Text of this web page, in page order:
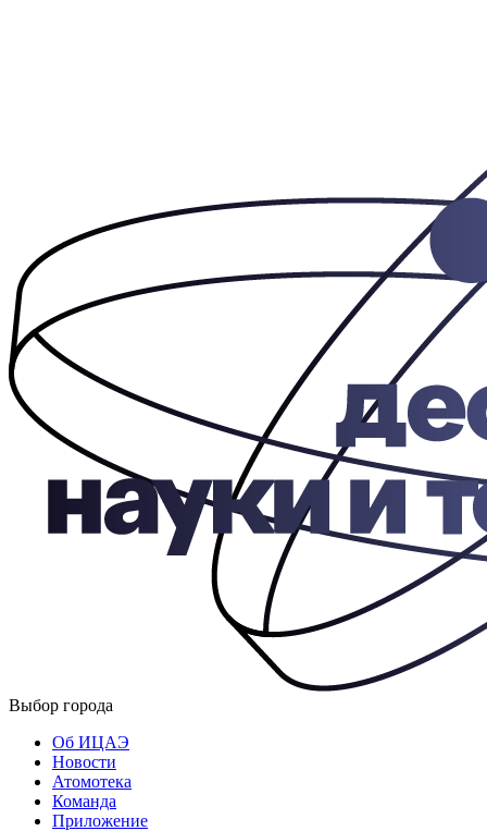
Выбор города
Об ИЦАЭ
Новости
Атомотека
Команда
Приложение